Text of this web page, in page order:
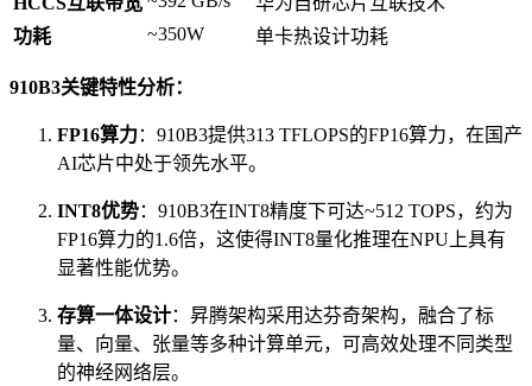
功耗
~350W 单卡热设计功耗
910B3关键特性分析：
FP16算力：910B3提供313 TFLOPS的FP16算力，在国产
AI芯片中处于领先水平。
INT8优势：910B3在INT8精度下可达~512 TOPS，约为
FP16算力的1.6倍，这使得INT8量化推理在NPU上具有
显著性能优势。
存算一体设计：昇腾架构采用达芬奇架构，融合了标
量、向量、张量等多种计算单元，可高效处理不同类型
的神经网络层。